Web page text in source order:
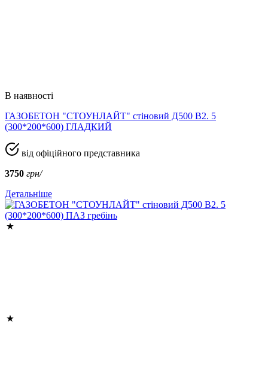
В наявності
ГАЗОБЕТОН "СТОУНЛАЙТ" стіновий Д500 В2. 5
(300*200*600) ГЛАДКИЙ
від офіційного представника
3750 грн/
Детальніше